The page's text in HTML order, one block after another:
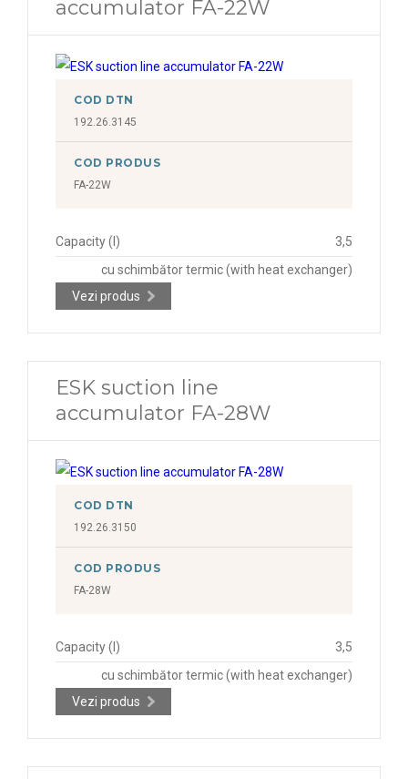
accumulator FA-22W
COD DTN
192.26.3145
COD PRODUS
FA-22W
Capacity (l)
3,5
cu schimbător termic (with heat exchanger)
Vezi produs
ESK suction line
accumulator FA-28W
COD DTN
192.26.3150
COD PRODUS
FA-28W
Capacity (l)
3,5
cu schimbător termic (with heat exchanger)
Vezi produs